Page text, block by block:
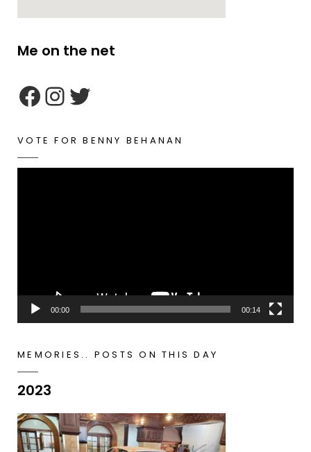
google maps embed zoom
Me on the net
VOTE FOR BENNY BEHANAN
00:00 00:14
MEMORIES.. POSTS ON THIS DAY
2023